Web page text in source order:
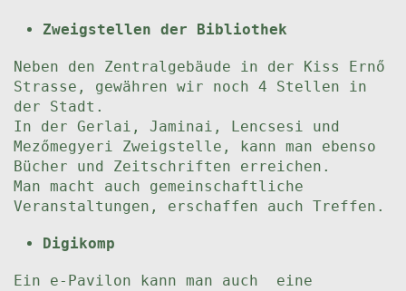
Zweigstellen der Bibliothek
Neben den Zentralgebäude in der Kiss Ernő
Strasse, gewähren wir noch 4 Stellen in
der Stadt.
In der Gerlai, Jaminai, Lencsesi und
Mezőmegyeri Zweigstelle, kann man ebenso
Bücher und Zeitschriften erreichen.
Man macht auch gemeinschaftliche
Veranstaltungen, erschaffen auch Treffen.
Digikomp
Ein e-Pavilon kann man auch eine